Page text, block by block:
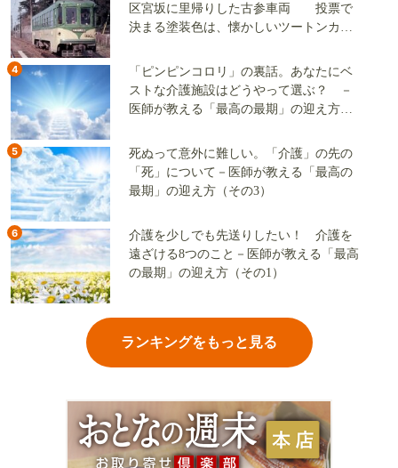
区宮坂に里帰りした古参車両 投票で
決まる塗装色は、懐かしいツートンカラ
4
「ピンピンコロリ」の裏話。あなたにベ
ストな介護施設はどうやって選ぶ？ －
医師が教える「最高の最期」の迎え方
5
死ぬって意外に難しい。「介護」の先の
「死」について－医師が教える「最高の
最期」の迎え方（その3）
6
介護を少しでも先送りしたい！ 介護を
遠ざける8つのこと－医師が教える「最高
の最期」の迎え方（その1）
ランキングをもっと見る